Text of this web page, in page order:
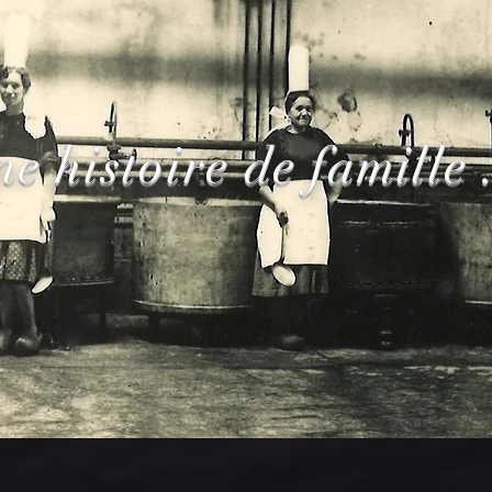
histoirede famille